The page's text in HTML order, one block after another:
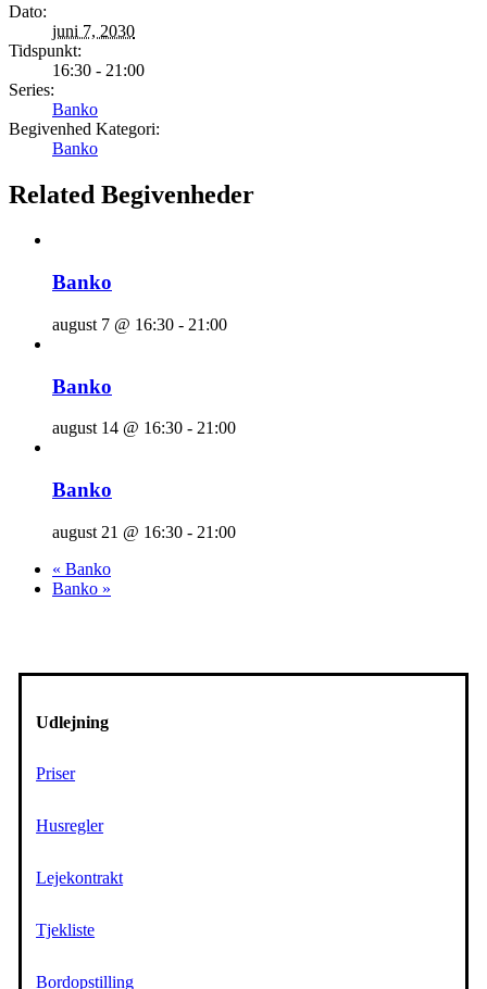
Dato:
juni 7, 2030
Tidspunkt:
16:30 - 21:00
Series:
Banko
Begivenhed Kategori:
Banko
Related Begivenheder
Banko
august 7 @ 16:30 - 21:00
Banko
august 14 @ 16:30 - 21:00
Banko
august 21 @ 16:30 - 21:00
« Banko
Banko »
Udlejning
Priser
Husregler
Lejekontrakt
Tjekliste
Bordopstilling